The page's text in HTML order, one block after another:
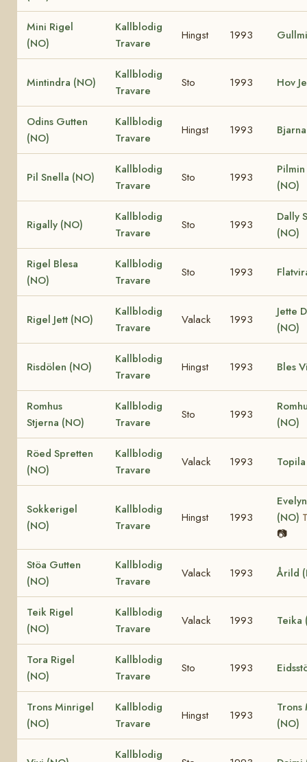
Mini Rigel
(NO)
Kallblodig
Travare
Hingst 1993
Mintindra (NO)
Kallblodig
Travare
Sto 1993 Hov
Odins Gutten
(NO)
Kallblodig
Travare
Hingst 1993
Pil Snella (NO)
Kallblodig
Travare
Sto 1993
(NO)
Rigally (NO)
Kallblodig
Travare
Sto 1993
Dally
(NO)
Rigel Blesa
(NO)
Kallblodig
Travare
Sto 1993
Rigel Jett (NO)
Kallblodig
Travare
Valack 1993
Jette
(NO)
Risdölen (NO)
Kallblodig
Travare
Hingst 1993 Bles
Romhus
Stjerna (NO)
Kallblodig
Travare
Sto 1993
(NO)
Röed Spretten
(NO)
Kallblodig
Travare
Valack 1993
Sokkerigel
(NO)
Kallblodig
Travare
Hingst 1993
(NO)
📷
Stöa Gutten
(NO)
Kallblodig
Travare
Valack 1993 Årild
Teik Rigel
(NO)
Kallblodig
Travare
Valack 1993 Teika
Tora Rigel
(NO)
Kallblodig
Travare
Sto 1993
Trons Minrigel
(NO)
Kallblodig
Travare
Hingst 1993
Trons
(NO)
Kallblodig